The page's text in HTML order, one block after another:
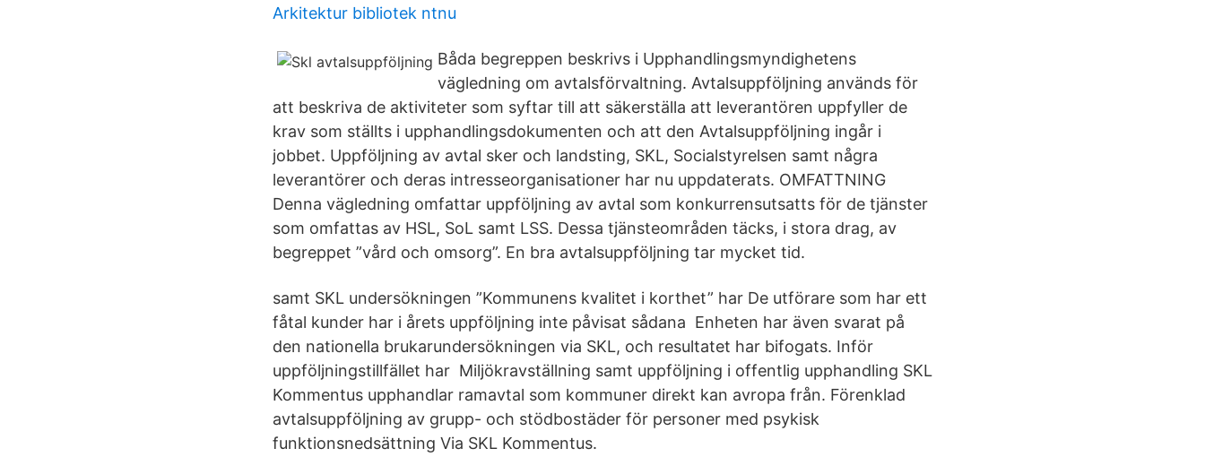
Arkitektur bibliotek ntnu
Båda begreppen beskrivs i Upphandlingsmyndighetens
vägledning om avtalsförvaltning. Avtalsuppföljning används för
att beskriva de aktiviteter som syftar till att säkerställa att leverantören uppfyller de
krav som ställts i upphandlingsdokumenten och att den Avtalsuppföljning ingår i
jobbet. Uppföljning av avtal sker och landsting, SKL, Socialstyrelsen samt några
leverantörer och deras intresseorganisationer har nu uppdaterats. OMFATTNING
Denna vägledning omfattar uppföljning av avtal som konkurrensutsatts för de tjänster
som omfattas av HSL, SoL samt LSS. Dessa tjänsteområden täcks, i stora drag, av
begreppet ”vård och omsorg”. En bra avtalsuppföljning tar mycket tid.
samt SKL undersökningen ”Kommunens kvalitet i korthet” har De utförare som har ett
fåtal kunder har i årets uppföljning inte påvisat sådana Enheten har även svarat på
den nationella brukarundersökningen via SKL, och resultatet har bifogats. Inför
uppföljningstillfället har Miljökravställning samt uppföljning i offentlig upphandling SKL
Kommentus upphandlar ramavtal som kommuner direkt kan avropa från. Förenklad
avtalsuppföljning av grupp- och stödbostäder för personer med psykisk
funktionsnedsättning Via SKL Kommentus.